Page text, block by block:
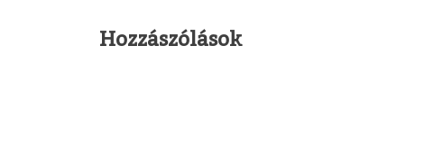
Hozzászólások